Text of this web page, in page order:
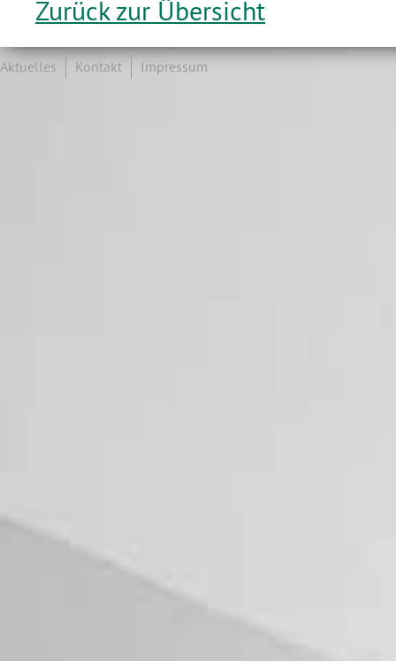
Zurück zur Übersicht
Aktuelles Kontakt Impressum